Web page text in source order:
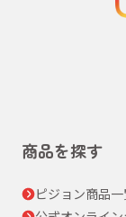
商品を探す
ピジョン商品